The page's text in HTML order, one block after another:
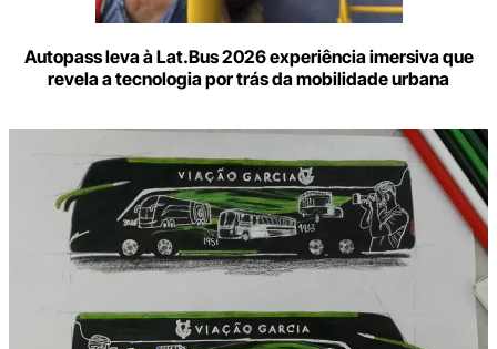
Autopass leva à Lat.Bus 2026 experiência imersiva que
revela a tecnologia por trás da mobilidade urbana